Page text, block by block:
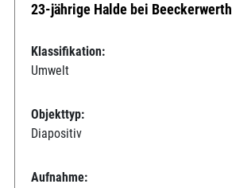
23-jährige Halde bei Beeckerwerth
Klassifikation:
Umwelt
Objekttyp:
Diapositiv
Aufnahme: